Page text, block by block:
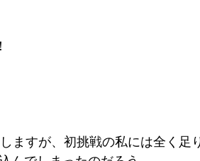
ますが、初挑戦の私には全く足